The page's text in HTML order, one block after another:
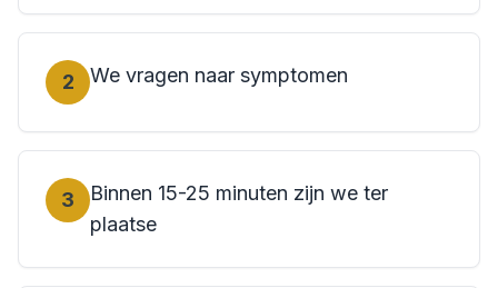
2 We vragen naar symptomen
3
Binnen 15-25 minuten zijn we ter
plaatse